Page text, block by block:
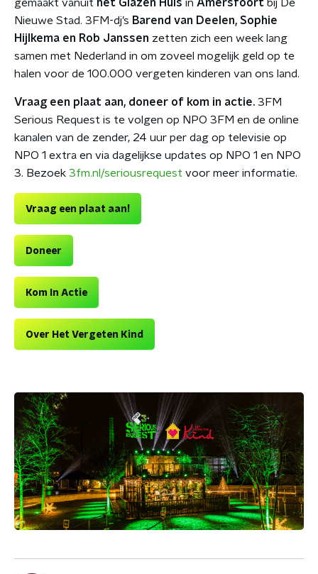
gemaakt vanuit het Glazen Huis in Amersfoort bij De
Nieuwe Stad. 3FM-dj’s Barend van Deelen, Sophie
Hijlkema en Rob Janssen zetten zich een week lang
samen met Nederland in om zoveel mogelijk geld op te
halen voor de 100.000 vergeten kinderen van ons land.
Vraag een plaat aan, doneer of kom in actie. 3FM
Serious Request is te volgen op NPO 3FM en de online
kanalen van de zender, 24 uur per dag op televisie op
NPO 1 extra en via dagelijkse updates op NPO 1 en NPO
3. Bezoek 3fm.nl/seriousrequest voor meer informatie.
Vraag een plaat aan!
Doneer
Kom In Actie
Over Het Vergeten Kind